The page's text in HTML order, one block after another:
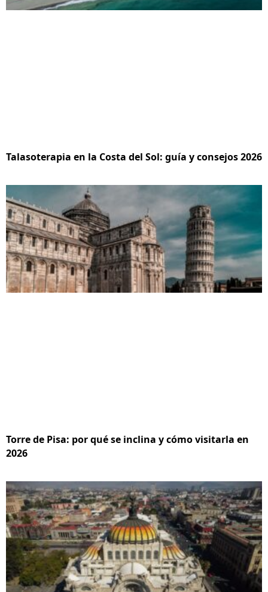
Talasoterapia en la Costa del Sol: guía y consejos 2026
Torre de Pisa: por qué se inclina y cómo visitarla en
2026